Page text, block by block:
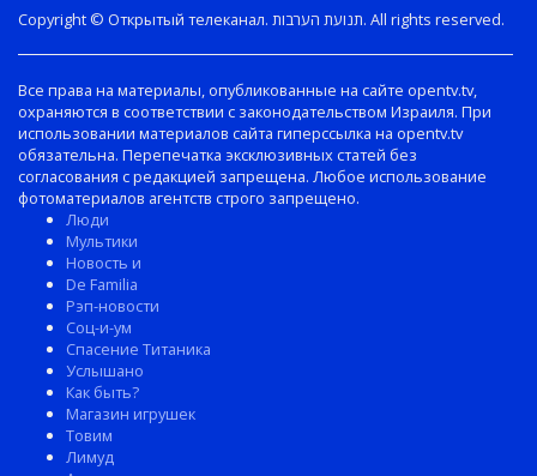
Copyright © Открытый телеканал. תנועת הערבות. All rights reserved.
Все права на материалы, опубликованные на сайте opentv.tv,
охраняются в соответствии с законодательством Израиля. При
использовании материалов сайта гиперссылка на opentv.tv
обязательна. Перепечатка эксклюзивных статей без
согласования с редакцией запрещена. Любое использование
фотоматериалов агентств строго запрещено.
Люди
Мультики
Новость и
De Familia
Рэп-новости
Соц-и-ум
Спасение Титаника
Услышано
Как быть?
Магазин игрушек
Товим
Лимуд